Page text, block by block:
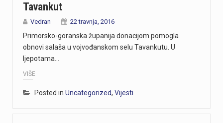
Tavankut
Vedran 22 travnja, 2016
Primorsko-goranska županija donacijom pomogla
obnovi salaša u vojvođanskom selu Tavankutu. U
ljepotama…
VIŠE
Posted in Uncategorized, Vijesti